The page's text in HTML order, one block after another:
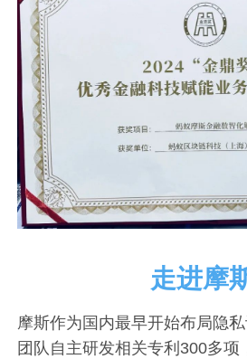
走进摩
摩斯作为国内最早开始布局隐私
团队自主研发相关专利300多